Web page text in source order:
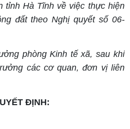
tỉnh Hà Tĩnh về việc thực hiện
đất theo Nghị quyết số 06-
phòng Kinh tế xã, sau khi
các cơ quan, đơn vị liên
ĐỊNH: